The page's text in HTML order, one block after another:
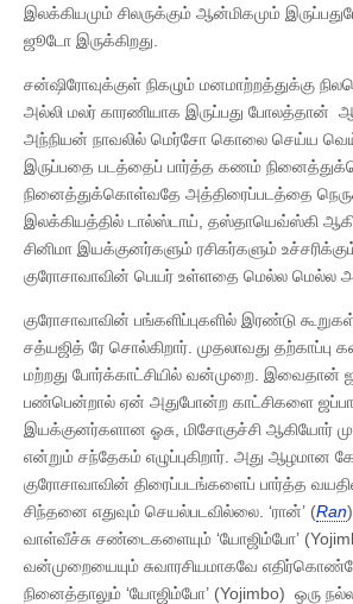
இலக்கியமும் சிலருக்கும் ஆன்மிகமும்
ஜூடோ இருக்கிறது.
சன்ஷிரோவுக்குள் நிகழும் மனமாற்றத்துக்கு
அல்லி மலர் காரணியாக இருப்பது போலத்தான்
அந்நியன் நாவலில் மெர்சோ கொலை செய்ய
இருப்பதை படத்தைப் பார்த்த கணம்
நினைத்துக்கொள்வதே அத்திரைப்படத்தை
இலக்கியத்தில் டால்ஸ்டாய், தஸ்தாயெவ்ஸ்கி
சினிமா இயக்குனர்களும் ரசிகர்களும்
குரோசாவாவின் பெயர் உள்ளதை மெல்ல மெல்ல
குரோசாவாவின் பங்களிப்புகளில் இரண்டு
சத்யஜித் ரே சொல்கிறார். முதலாவது
மற்றது போர்க்காட்சியில் வன்முறை. இவைதான்
பண்பென்றால் ஏன் அதுபோன்ற காட்சிகளை
இயக்குனர்களான ஓசு, மிசோகுச்சி ஆகியோர்
என்றும் சந்தேகம் எழுப்புகிறார். அது ஆழமான
குரோசாவாவின் திரைப்படங்களைப் பார்த்த
சிந்தனை எதுவும் செயல்படவில்லை. ‘ரான்’ (Ran
வாள்வீச்சு சண்டைகளையும் ‘யோஜிம்போ’
வன்முறையையும் சுவாரசியமாகவே
நினைத்தாலும் ‘யோஜிம்போ’ (Yojimbo) ஒரு